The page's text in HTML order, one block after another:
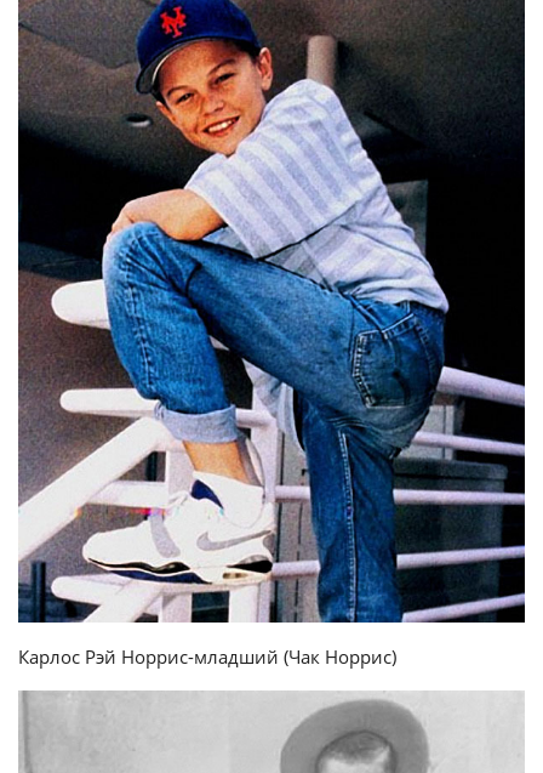
Карлос Рэй Норрис-младший (Чак Норрис)